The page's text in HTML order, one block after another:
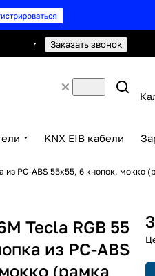
Заказать звонок
KNX EIB кабели
из PC-ABS 55x55, 6 кнопок, мокко
Tecla RGB 55
из PC-ABS
(рамка